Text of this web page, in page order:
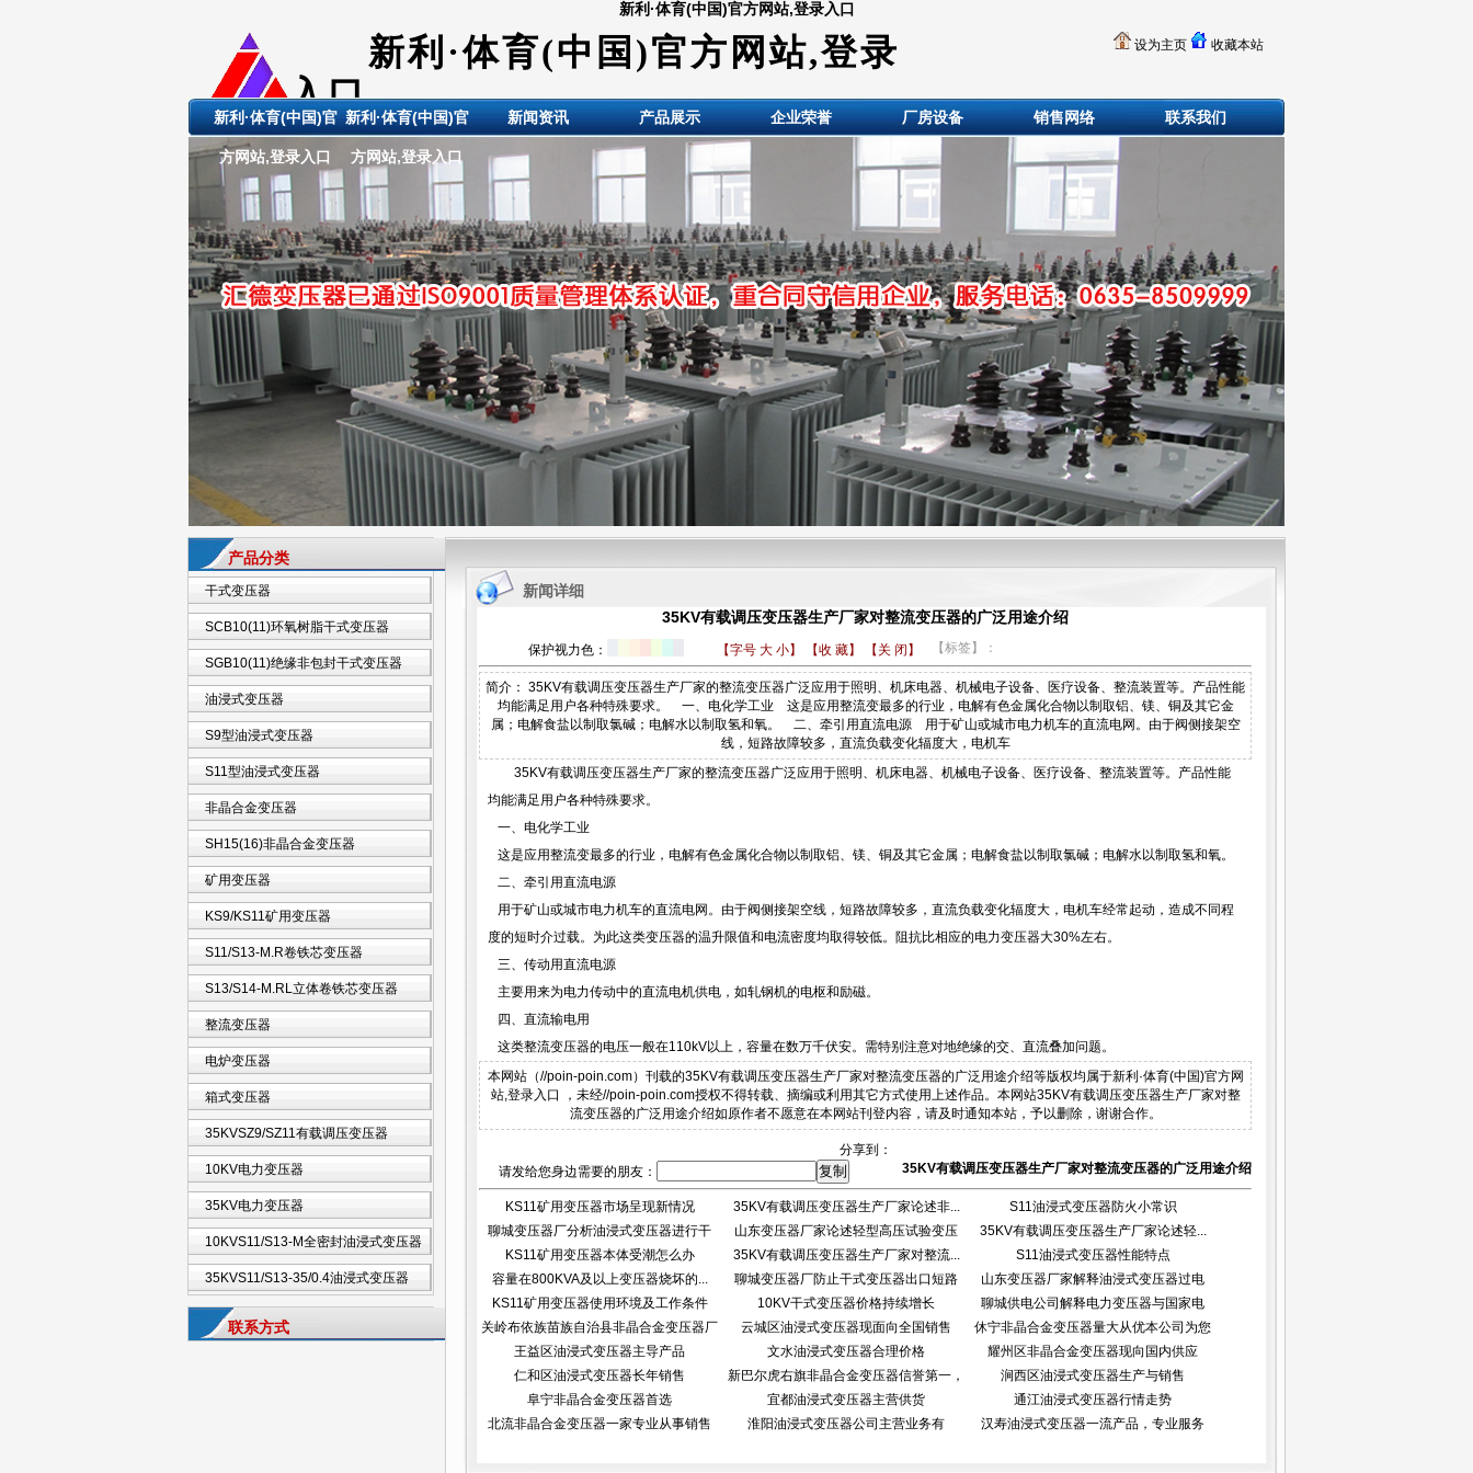
新利·体育(中国)官方网站,登录入口
新利·体育(中国)官方网站,登录
入口
ShanDong HuiDE BianYaQi Made co., LTD
设为主页 收藏本站
新利·体育(中国)官
方网站,登录入口
新利·体育(中国)官
方网站,登录入口
新闻资讯 产品展示 企业荣誉 厂房设备 销售网络 联系我们
1234
产品分类
干式变压器
SCB10(11)环氧树脂干式变压器
SGB10(11)绝缘非包封干式变压器
油浸式变压器
S9型油浸式变压器
S11型油浸式变压器
非晶合金变压器
SH15(16)非晶合金变压器
矿用变压器
KS9/KS11矿用变压器
S11/S13-M.R卷铁芯变压器
S13/S14-M.RL立体卷铁芯变压器
整流变压器
电炉变压器
箱式变压器
35KVSZ9/SZ11有载调压变压器
10KV电力变压器
35KV电力变压器
10KVS11/S13-M全密封油浸式变压器
35KVS11/S13-35/0.4油浸式变压器
联系方式
新闻详细
35KV有载调压变压器生产厂家对整流变压器的广泛用途介绍
保护视力色： 【字号 大 小】 【收 藏】 【关 闭】 【标签】：
简介： 35KV有载调压变压器生产厂家的整流变压器广泛应用于照明、机床电器、机械电子设备、医疗设备、整流装置等。产品性能
均能满足用户各种特殊要求。 一、电化学工业 这是应用整流变最多的行业，电解有色金属化合物以制取铝、镁、铜及其它金
属；电解食盐以制取氯碱；电解水以制取氢和氧。 二、牵引用直流电源 用于矿山或城市电力机车的直流电网。由于阀侧接架空
线，短路故障较多，直流负载变化辐度大，电机车
35KV有载调压变压器生产厂家的整流变压器广泛应用于照明、机床电器、机械电子设备、医疗设备、整流装置等。产品性能
均能满足用户各种特殊要求。
一、电化学工业
这是应用整流变最多的行业，电解有色金属化合物以制取铝、镁、铜及其它金属；电解食盐以制取氯碱；电解水以制取氢和氧。
二、牵引用直流电源
用于矿山或城市电力机车的直流电网。由于阀侧接架空线，短路故障较多，直流负载变化辐度大，电机车经常起动，造成不同程
度的短时介过载。为此这类变压器的温升限值和电流密度均取得较低。阻抗比相应的电力变压器大30%左右。
三、传动用直流电源
主要用来为电力传动中的直流电机供电，如轧钢机的电枢和励磁。
四、直流输电用
这类整流变压器的电压一般在110kV以上，容量在数万千伏安。需特别注意对地绝缘的交、直流叠加问题。
本网站（//poin-poin.com）刊载的35KV有载调压变压器生产厂家对整流变压器的广泛用途介绍等版权均属于新利·体育(中国)官方网
站,登录入口 ，未经//poin-poin.com授权不得转载、摘编或利用其它方式使用上述作品。本网站35KV有载调压变压器生产厂家对整
流变压器的广泛用途介绍如原作者不愿意在本网站刊登内容，请及时通知本站，予以删除，谢谢合作。
分享到：
请发给您身边需要的朋友：
35KV有载调压变压器生产厂家对整流变压器的广泛用途介绍
KS11矿用变压器市场呈现新情况 35KV有载调压变压器生产厂家论述非...
S11油浸式变压器防火小常识
聊城变压器厂分析油浸式变压器进行干
燥...
山东变压器厂家论述轻型高压试验变压
器...
35KV有载调压变压器生产厂家论述轻...
KS11矿用变压器本体受潮怎么办
35KV有载调压变压器生产厂家对整流...
S11油浸式变压器性能特点
容量在800KVA及以上变压器烧坏的...
聊城变压器厂防止干式变压器出口短路
的...
山东变压器厂家解释油浸式变压器过电
压...
KS11矿用变压器使用环境及工作条件 10KV干式变压器价格持续增长
聊城供电公司解释电力变压器与国家电
网...
关岭布依族苗族自治县非晶合金变压器厂 云城区油浸式变压器现面向全国销售
休宁非晶合金变压器量大从优本公司为您
王益区油浸式变压器主导产品
文水油浸式变压器合理价格
耀州区非晶合金变压器现向国内供应
仁和区油浸式变压器长年销售
新巴尔虎右旗非晶合金变压器信誉第一，
涧西区油浸式变压器生产与销售
阜宁非晶合金变压器首选
宜都油浸式变压器主营供货
通江油浸式变压器行情走势
北流非晶合金变压器一家专业从事销售
淮阳油浸式变压器公司主营业务有 汉寿油浸式变压器一流产品，专业服务